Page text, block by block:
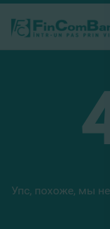
Упс, похоже, мы